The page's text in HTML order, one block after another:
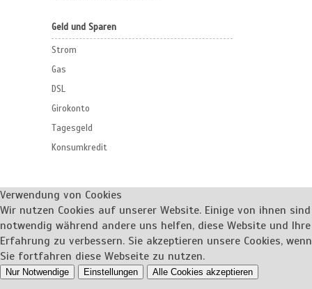
Geld und Sparen
Strom
Gas
DSL
Girokonto
Tagesgeld
Konsumkredit
Verwendung von Cookies
Wir nutzen Cookies auf unserer Website. Einige von ihnen sind
notwendig während andere uns helfen, diese Website und Ihre
Erfahrung zu verbessern. Sie akzeptieren unsere Cookies, wenn
Sie fortfahren diese Webseite zu nutzen.
Nur Notwendige Einstellungen Alle Cookies akzeptieren